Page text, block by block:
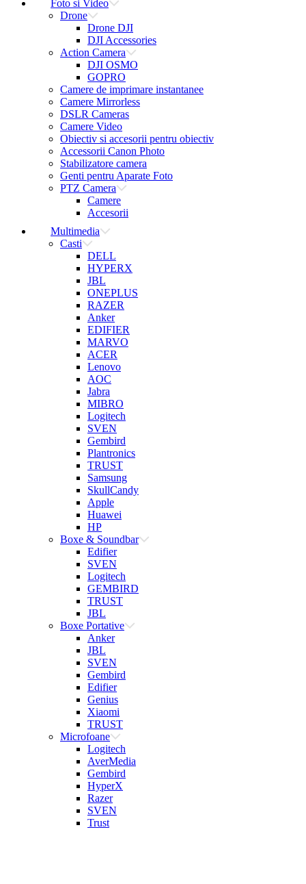
Foto si Video
Drone
Drone DJI
DJI Accessories
Action Camera
DJI OSMO
GOPRO
Camere de imprimare instantanee
Camere Mirrorless
DSLR Cameras
Camere Video
Obiectiv si accesorii pentru obiectiv
Accessorii Canon Photo
Stabilizatore camera
Genti pentru Aparate Foto
PTZ Camera
Camere
Accesorii
Multimedia
Casti
DELL
HYPERX
JBL
ONEPLUS
RAZER
Anker
EDIFIER
MARVO
ACER
Lenovo
AOC
Jabra
MIBRO
Logitech
SVEN
Gembird
Plantronics
TRUST
Samsung
SkullCandy
Apple
Huawei
HP
Boxe & Soundbar
Edifier
SVEN
Logitech
GEMBIRD
TRUST
JBL
Boxe Portative
Anker
JBL
SVEN
Gembird
Edifier
Genius
Xiaomi
TRUST
Microfoane
Logitech
AverMedia
Gembird
HyperX
Razer
SVEN
Trust